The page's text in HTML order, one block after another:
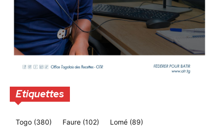
Etiquettes
Togo (380) Faure (102) Lomé (89)